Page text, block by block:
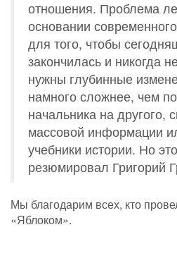
отношения. Проблема
основании
для того, чтобы
закончилась и никогда
нужны глубинные
намного сложнее, чем
начальника на другого,
массовой информации
учебники истории. Но
резюмировал Григорий
Мы благодарим всех, кто
«Яблоком».